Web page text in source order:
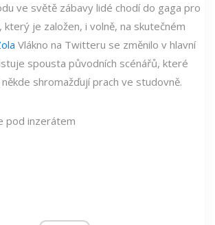
ve světě zábavy lidé chodí do gaga pro
který je založen, i volně, na skutečném
Vlákno na Twitteru se změnilo v hlavní
spousta původních scénářů, které
shromažďují prach ve studovně.
pod inzerátem